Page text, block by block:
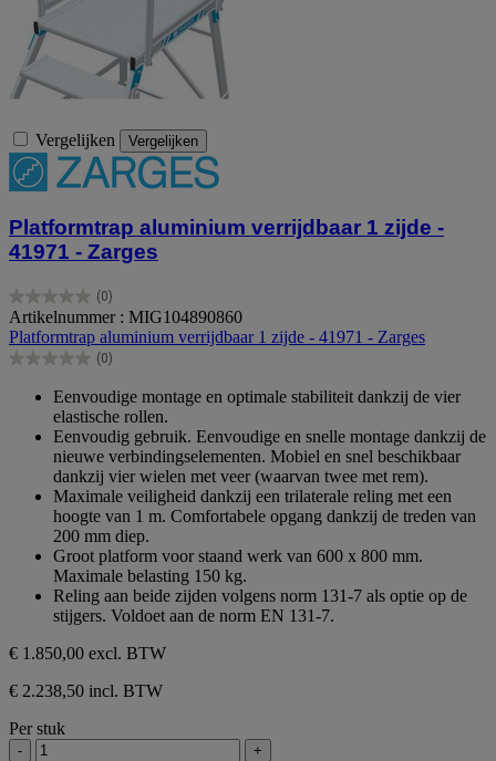
Vergelijken Vergelijken
Platformtrap aluminium verrijdbaar 1 zijde -
41971 - Zarges
(0)
0.0
van
de
5
Artikelnummer : MIG104890860
Platformtrap aluminium verrijdbaar 1 zijde - 41971 - Zarges
(0)
0.0
sterren.
Eenvoudige montage en optimale stabiliteit dankzij de vier
elastische rollen.
Eenvoudig gebruik. Eenvoudige en snelle montage dankzij de
nieuwe verbindingselementen. Mobiel en snel beschikbaar
dankzij vier wielen met veer (waarvan twee met rem).
Maximale veiligheid dankzij een trilaterale reling met een
hoogte van 1 m. Comfortabele opgang dankzij de treden van
200 mm diep.
Groot platform voor staand werk van 600 x 800 mm.
Maximale belasting 150 kg.
Reling aan beide zijden volgens norm 131-7 als optie op de
stijgers. Voldoet aan de norm EN 131-7.
€ 1.850,00 excl. BTW
€ 2.238,50 incl. BTW
Per stuk
- +